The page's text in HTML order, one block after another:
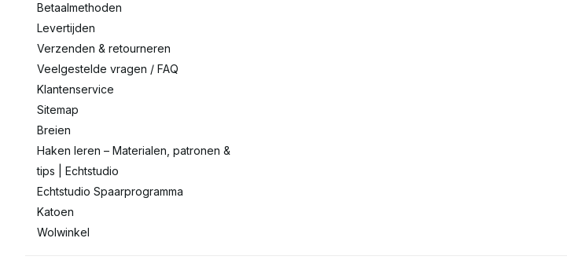
Betaalmethoden
Levertijden
Verzenden & retourneren
Veelgestelde vragen / FAQ
Klantenservice
Sitemap
Breien
Haken leren – Materialen, patronen &
tips | Echtstudio
Echtstudio Spaarprogramma
Katoen
Wolwinkel